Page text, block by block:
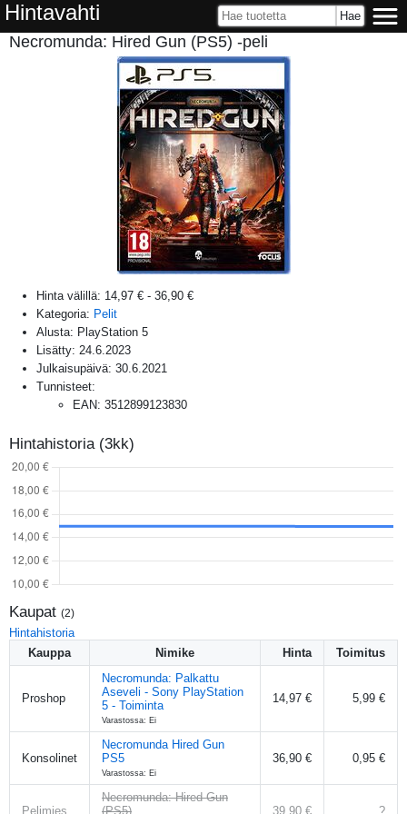
Hintavahti
Necromunda: Hired Gun (PS5) -peli
Hinta välillä: 14,97 € - 36,90 €
Kategoria: Pelit
Alusta: PlayStation 5
Lisätty: 24.6.2023
Julkaisupäivä: 30.6.2021
Tunnisteet:
EAN: 3512899123830
Hintahistoria (3kk)
Kaupat (2)
Hintahistoria
Kauppa
Nimike Hinta Toimitus
Proshop
Necromunda: Palkattu
Aseveli - Sony PlayStation
5 - Toiminta
Varastossa: Ei
14,97 € 5,99 €
Konsolinet
Necromunda Hired Gun
PS5
Varastossa: Ei
36,90 € 0,95 €
Pelimies
Necromunda: Hired Gun
(PS5)
39,90 € ?